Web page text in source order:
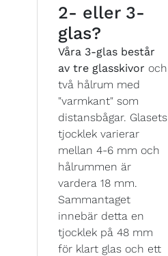
2- eller 3-
glas?
Våra 3-glas består
av tre glasskivor och
två hålrum med
"varmkant" som
distansbågar. Glasets
tjocklek varierar
mellan 4-6 mm och
hålrummen är
vardera 18 mm.
Sammantaget
innebär detta en
tjocklek på 48 mm
för klart glas och ett